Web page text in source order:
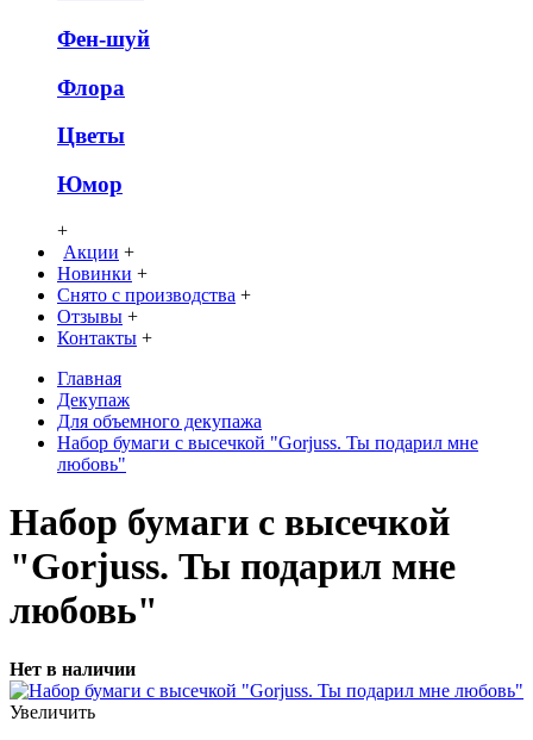
Фен-шуй
Флора
Цветы
Юмор
+
Акции +
Новинки +
Снято с производства +
Отзывы +
Контакты +
Главная
Декупаж
Для объемного декупажа
Набор бумаги с высечкой "Gorjuss. Ты подарил мне
любовь"
Набор бумаги с высечкой
"Gorjuss. Ты подарил мне
любовь"
Нет в наличии
Увеличить